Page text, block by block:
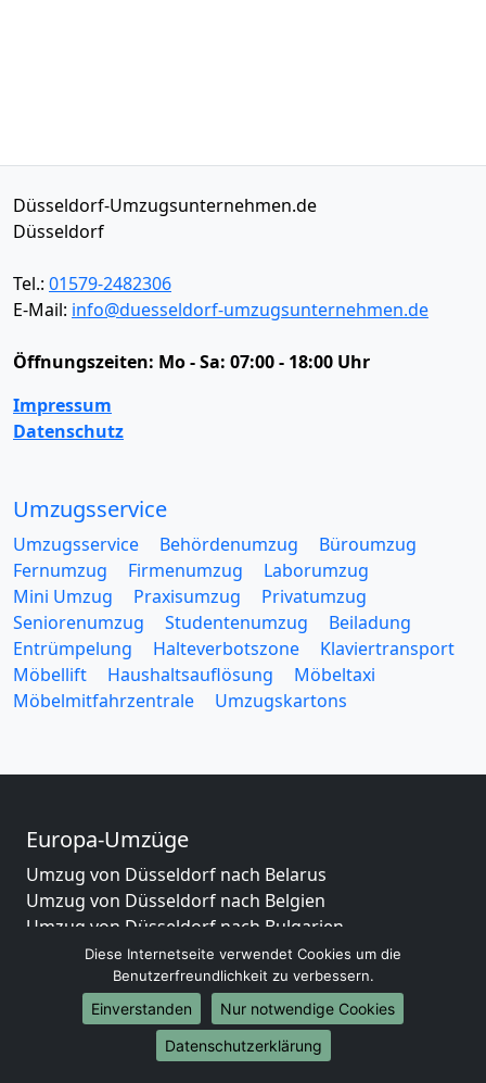
Düsseldorf-Umzugsunternehmen.de
Düsseldorf
Tel.: 01579-2482306
E-Mail: info@duesseldorf-umzugsunternehmen.de
Öffnungszeiten: Mo - Sa: 07:00 - 18:00 Uhr
Impressum
Datenschutz
Umzugsservice
Umzugsservice Behördenumzug
Büroumzug
Fernumzug
Firmenumzug
Laborumzug
Mini Umzug
Praxisumzug
Privatumzug
Seniorenumzug
Studentenumzug
Beiladung
Entrümpelung
Halteverbotszone
Klaviertransport
Möbellift
Haushaltsauflösung
Möbeltaxi
Möbelmitfahrzentrale
Umzugskartons
Europa-Umzüge
Umzug von Düsseldorf nach Belarus
Umzug von Düsseldorf nach Belgien
Umzug von Düsseldorf nach Bulgarien
Umzug von Düsseldorf nach Dänemark
Umzug von Düsseldorf nach England
Umzug von Düsseldorf nach Portugal
Umzug von Düsseldorf nach Bosnien
und Herzegowina
Diese Internetseite verwendet Cookies um die
Benutzerfreundlichkeit zu verbessern.
Einverstanden
Nur notwendige Cookies
Datenschutzerklärung